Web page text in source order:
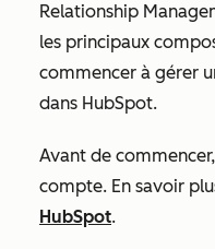
Relationship
les principaux
commencer à gérer
dans HubSpot.
Avant de
compte. En savoir
HubSpot.